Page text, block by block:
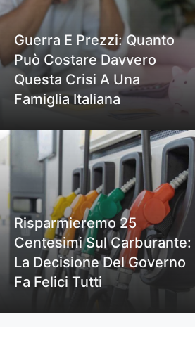
Guerra E Prezzi: Quanto
Può Costare Davvero
Questa Crisi A Una
Famiglia Italiana
Risparmieremo 25
Centesimi Sul Carburante:
La Decisione Del Governo
Fa Felici Tutti